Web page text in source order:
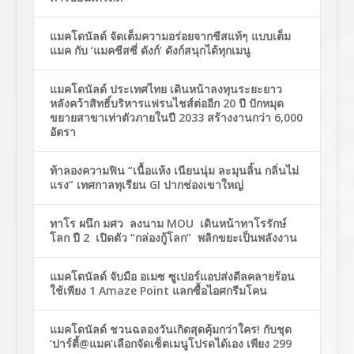
แมคโดนัลด์ จัดเต็มความอร่อยจากชีสแท้ๆ แบบเต็ม
แมค กับ ‘แมคชีสซี่ ดังก์’ ดังก์สนุกได้ทุกเมนู
แมคโดนัลด์ ประเทศไทย เดินหน้าลงทุนระยะยาว
หลังคว้าสิทธิ์บริหารแฟรนไชส์ต่ออีก 20 ปี ปักหมุด
ขยายสาขาเท่าตัวภายในปี 2033 สร้างงานกว่า 6,000
อัตรา
ท้าลองความฟิน “เนื้อแห้ง เนียนนุ่ม ละมุนลิ้น กลิ่นไม่
แรง” เทศกาลทุเรียน GI ปากช่องเขาใหญ่
ทาโร ผนึก มศว ลงนาม MOU เดินหน้าทาโรรักษ์
โลก ปี 2 เปิดตัว “กล่องกู้โลก” พลิกขยะเป็นพลังงาน
แมคโดนัลด์ จับมือ อเมซ ซูเปอร์แอปส่งดีลคลายร้อน
ใช้เพียง 1 Amaze Point แลกซื้อไอศกรีมโคน
แมคโดนัลด์ ชวนฉลองวันเกิดสุดคุ้มกว่าใคร! กับชุด
‘ปาร์ตี้@แมค’เลือกจัดเซ็ตเมนูโปรดได้เอง เพียง 299